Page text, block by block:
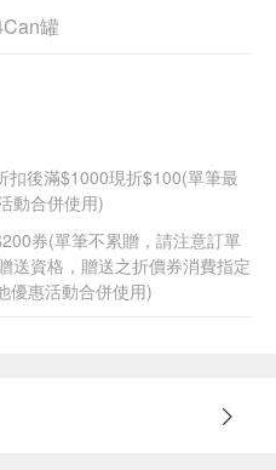
罐
扣後滿$1000現折$100(單筆最
動合併使用)
券(單筆不累贈，請注意訂單
送資格，贈送之折價券消費指定
優惠活動合併使用)